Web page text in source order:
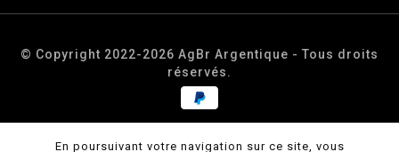
© Copyright 2022-2026 AgBr Argentique - Tous droits
réservés.
En poursuivant votre navigation sur ce site, vous